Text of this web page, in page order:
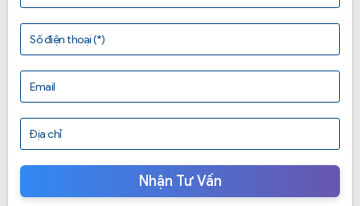
môi trường học thực sự chuyên nghiệp cùng với đó là
hệ thống cơ sở vật chất hiện đại, trình độ chuyên môn
Số điện thoại (*)
Email
Địa chỉ
Nhận Tư Vấn